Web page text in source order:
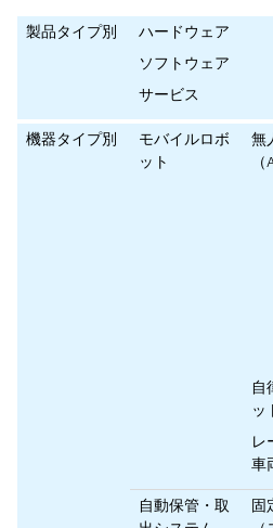
製品タイプ別
ハードウェア
ソフトウェア
サービス
機器タイプ別
モバイルロボ
ット
無
自
ッ
レ
車
自動保管・取
固